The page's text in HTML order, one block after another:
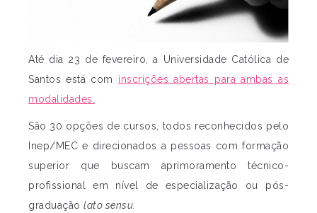
Até dia 23 de fevereiro, a Universidade Católica de
Santos está com inscrições abertas para ambas as
modalidades.
São 30 opções de cursos, todos reconhecidos pelo
Inep/MEC e direcionados a pessoas com formação
superior que buscam aprimoramento técnico-
profissional em nível de especialização ou pós-
graduação lato sensu.